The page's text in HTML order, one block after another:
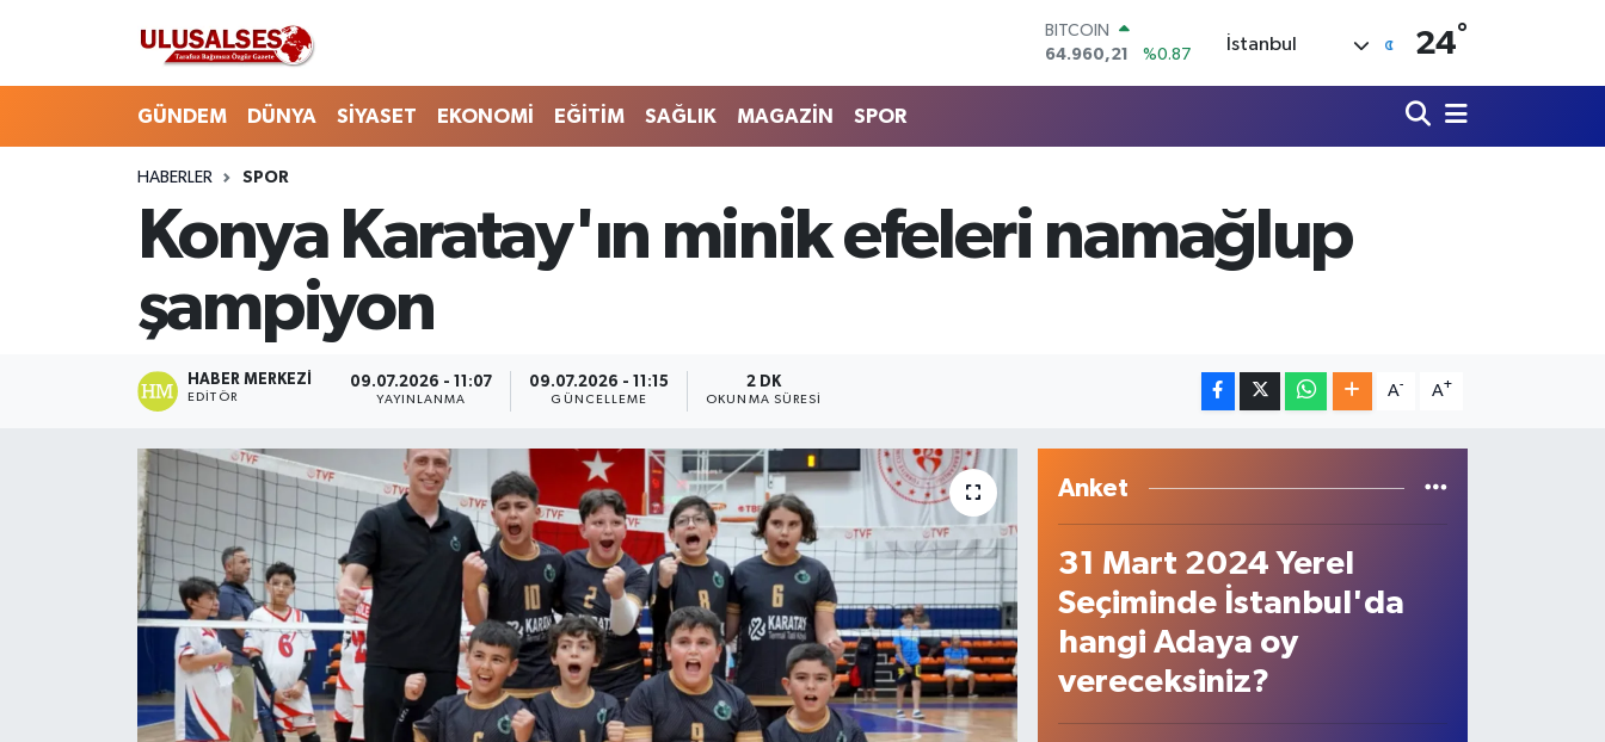
DOLAR
47,7436
%0.18
64,4811
%0.38
BİST100
13.779
İstanbul 24°
GÜNDEM DÜNYA SİYASET EKONOMİ EĞİTİM SAĞLIK MAGAZİN SPOR
HABERLER SPOR
Konya Karatay'ın minik efeleri namağlup
şampiyon
HABER MERKEZI
EDITÖR
09.07.2026 - 11:07
YAYINLANMA
09.07.2026 - 11:15
GÜNCELLEME
2 DK
OKUNMA SÜRESI
A- A+
Anket
31 Mart 2024 Yerel
Seçiminde İstanbul'da
hangi Adaya oy
vereceksiniz?
GÜNDEM
DÜNYA
SİYASET
SAĞLIK
MAGAZİN
Hava Durumu
Trafik Durumu
Süper Lig Puan Durumu ve Fikstür
Son Dakika Haberleri
Haber Arşivi